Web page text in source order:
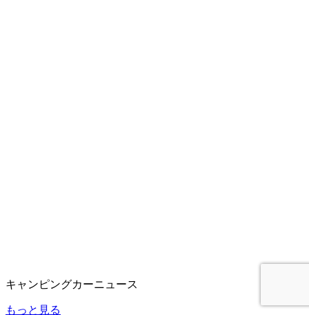
キャンピングカーニュース
もっと見る